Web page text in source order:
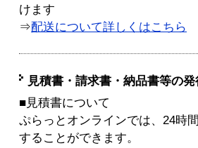
けます
⇒配送について詳しくはこちら
見積書・請求書・納品書等の
■見積書について
ぷらっとオンラインでは、24時
することができます。